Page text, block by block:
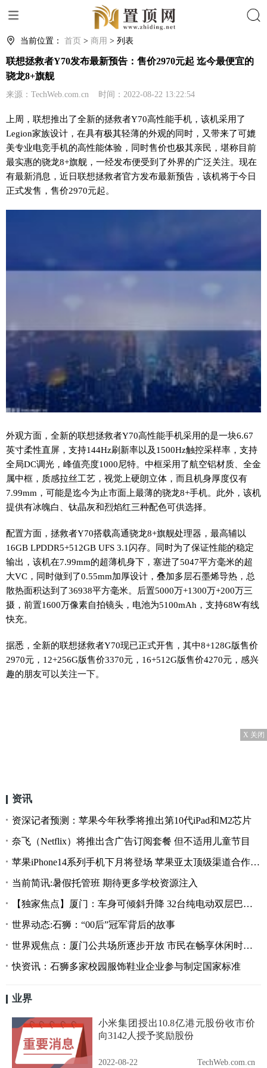
当前位置： 首页 > 商用 > 列表
联想拯救者Y70发布最新预告：售价2970元起 迄今最便宜的
骁龙8+旗舰
来源：TechWeb.com.cn 时间：2022-08-22 13:22:54
上周，联想推出了全新的拯救者Y70高性能手机，该机采用了
Legion家族设计，在具有极其轻薄的外观的同时，又带来了可媲
美专业电竞手机的高性能体验，同时售价也极其亲民，堪称目前
最实惠的骁龙8+旗舰，一经发布便受到了外界的广泛关注。现在
有最新消息， 近日联想拯救者官方发布最新预告，该机将于今日
正式发售，售价2970元起。
外观方面，全新的联想拯救者Y70高性能手机采用的是一块6.67
英寸柔性直屏，支持144Hz刷新率以及1500Hz触控采样率，支持
全局DC调光，峰值亮度1000尼特。中框采用了航空铝材质、全金
属中框，质感拉丝工艺，视觉上硬朗立体，而且机身厚度仅有
7.99mm，可能是迄今为止市面上最薄的骁龙8+手机。此外，该机
提供有冰魄白、钛晶灰和烈焰红三种配色可供选择。
配置方面，拯救者Y70搭载高通骁龙8+旗舰处理器，最高辅以
16GB LPDDR5+512GB UFS 3.1闪存。同时为了保证性能的稳定
输出，该机在7.99mm的超薄机身下，塞进了5047平方毫米的超
大VC，同时做到了0.55mm加厚设计，叠加多层石墨烯导热，总
散热面积达到了36938平方毫米。后置5000万+1300万+200万三
摄，前置1600万像素自拍镜头，电池为5100mAh，支持68W有线
快充。
据悉，全新的联想拯救者Y70现已正式开售，其中8+128G版售价
2970元，12+256G版售价3370元，16+512G版售价4270元，感兴
趣的朋友可以关注一下。
X 关闭
资讯
资深记者预测：苹果今年秋季将推出第10代iPad和M2芯片
奈飞（Netflix）将推出含广告订阅套餐 但不适用儿童节目
苹果iPhone14系列手机下月将登场 苹果亚太顶级渠道合作伙伴已在准备模拟页面
当前简讯:暑假托管班 期待更多学校资源注入
【独家焦点】厦门：车身可倾斜升降 32台纯电动双层巴士上路
世界动态:石狮：“00后”冠军背后的故事
世界观焦点：厦门公共场所逐步开放 市民在畅享休闲时光时务必做好个人防护
快资讯：石狮多家校园服饰鞋业企业参与制定国家标准
业界
小米集团授出10.8亿港元股份收市价
向3142人授予奖励股份
2022-08-22 TechWeb.com.cn